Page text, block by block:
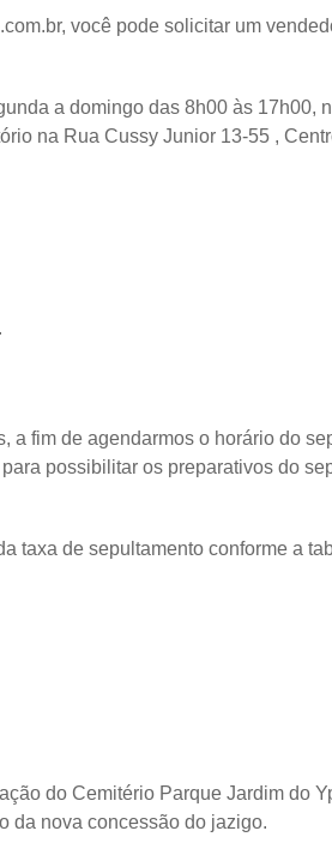
você pode solicitar um
a domingo das 8h00 às 17h00,
na Rua Cussy Junior 13-55 ,
a fim de agendarmos o horário do
possibilitar os preparativos do
taxa de sepultamento conforme a
do Cemitério Parque Jardim do
da nova concessão do jazigo.